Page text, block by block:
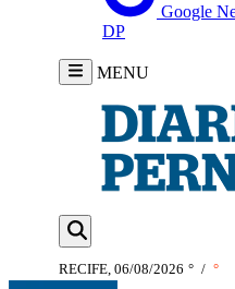
Google
DP
MENU
RECIFE, 06/08/2026 ° / °